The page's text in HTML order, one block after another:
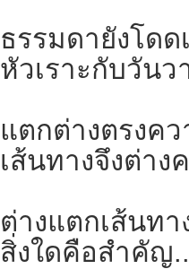
ธรรมดายังโดด
หัวเราะกับวัน
แตกต่างตรงค
เส้นทางจึงต่า
ต่างแตกเส้นทา
สิ่งใดคือสำคัญ